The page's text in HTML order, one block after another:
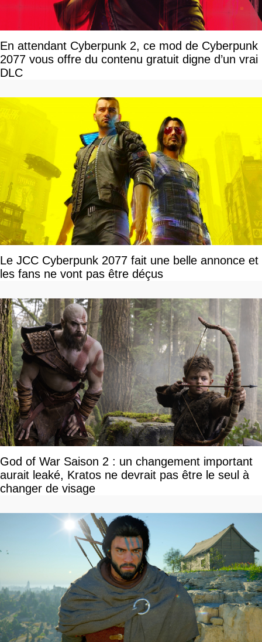
En attendant Cyberpunk 2, ce mod de Cyberpunk
2077 vous offre du contenu gratuit digne d’un vrai
DLC
Le JCC Cyberpunk 2077 fait une belle annonce et
les fans ne vont pas être déçus
God of War Saison 2 : un changement important
aurait leaké, Kratos ne devrait pas être le seul à
changer de visage